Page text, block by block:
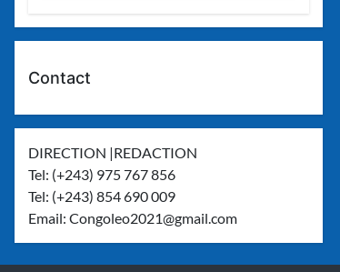
Contact
DIRECTION |REDACTION
Tel: (+243) 975 767 856
Tel: (+243) 854 690 009
Email:Congoleo2021@gmail.com